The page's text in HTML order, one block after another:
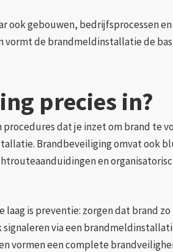
gebouwen, bedrijfsprocessen
vormt de brandmeldinstallatie de
precies in?
dat je inzet om brand te
Brandbeveiliging omvat ook
en
laag is preventie: zorgen dat brand
via een
vormen een complete